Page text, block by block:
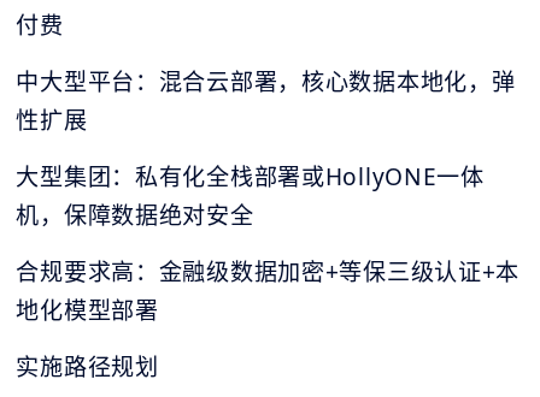
付费
中大型平台：混合云部署，核心数据本地化，弹
性扩展
大型集团：私有化全栈部署或HollyONE一体
机，保障数据绝对安全
合规要求高：金融级数据加密+等保三级认证+本
地化模型部署
实施路径规划